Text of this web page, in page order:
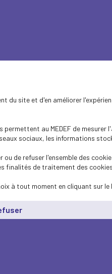
du site et d'en améliorer
au MEDEF de
sociaux, les informations
ou de refuser l'ensemble des
finalités de traitement des
à tout moment en cliquant sur le